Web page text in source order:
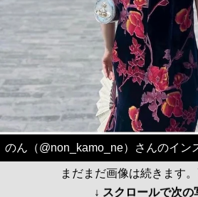
のん（@non_kamo_ne）さんのイン
まだまだ画像は続きます。
↓ スクロールで次の